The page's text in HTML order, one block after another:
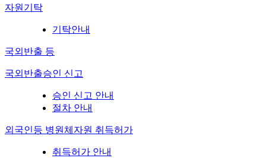
자원기탁
기탁안내
국외반출 등
국외반출승인 신고
승인 신고 안내
절차 안내
외국인등 병원체자원 취득허가
취득허가 안내